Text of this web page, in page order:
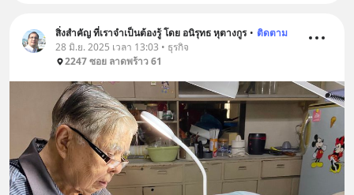
สิ่งสำคัญ ที่เราจำเป็นต้องรู้ โดย อนิรุทธ หุตางกูร • ติดตาม
28 มิ.ย. 2025 เวลา 13:03 • ธุรกิจ
2247 ซอย ลาดพร้าว 61